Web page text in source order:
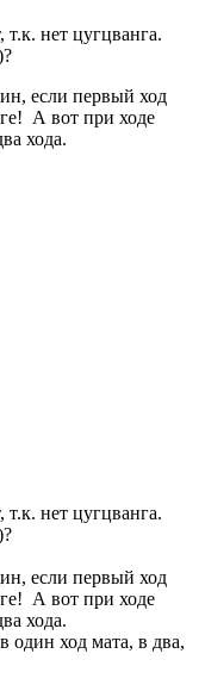
нет цугцванга.
если первый ход
А вот при ходе
хода.
нет цугцванга.
если первый ход
А вот при ходе
хода.
один ход мата, в два,